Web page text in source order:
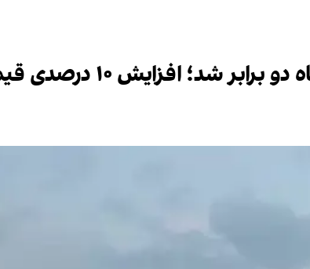
قیمت کانکس برای کاربری مسکونی